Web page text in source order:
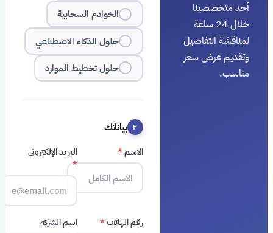
أحد متخصصينا
خلال 24 ساعة
لمناقشة التفاصيل
وتقديم عرض سعر
مناسب.
الخوادم السحابية
حلول الذكاء الاصطناعي
حلول تخطيط الموارد
٢ بياناتك
الاسم*
البريد الإلكتروني
*
رقم الهاتف* اسم الشركة